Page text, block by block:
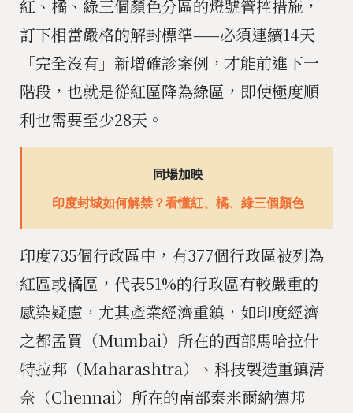
紅、橘、綠三個顏色分區的燈號管控措施，
訂下相當嚴格的解封標準——必須連續14天
「完全沒有」新增確診案例，才能前進下一
階段，也就是從紅區降為綠區，即使極度順
利也需要至少28天。
同場加映
印度封城如何解禁？看懂紅、橘、綠三個顏色
印度735個行政區中，有377個行政區被列為
紅區或橘區，代表51%的行政區有較嚴重的
感染疑慮，尤其產業經濟重鎮，如印度經濟
之都孟買（Mumbai）所在的西部馬哈拉什
特拉邦（Maharashtra）、科技製造重鎮清
奈（Chennai）所在的南部泰米爾納德邦